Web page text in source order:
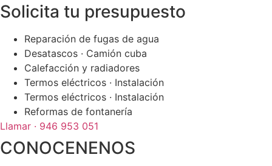
Solicita tu presupuesto
Reparación de fugas de agua
Desatascos · Camión cuba
Calefacción y radiadores
Termos eléctricos · Instalación
Termos eléctricos · Instalación
Reformas de fontanería
Llamar · 946 953 051
CONOCENENOS